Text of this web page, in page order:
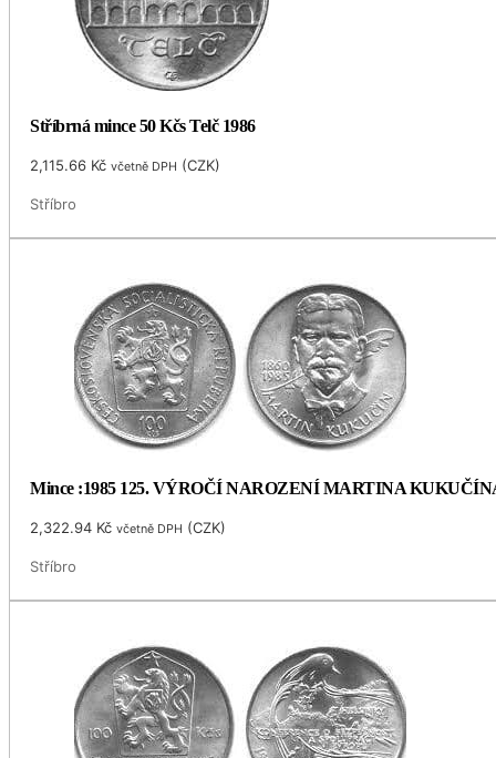
Stříbrná mince 50 Kčs Telč 1986
2,115.66 Kč včetně DPH (CZK)
Stříbro
Mince :1985 125. VÝROČÍ NAROZENÍ MARTINA
2,322.94 Kč včetně DPH (CZK)
Stříbro